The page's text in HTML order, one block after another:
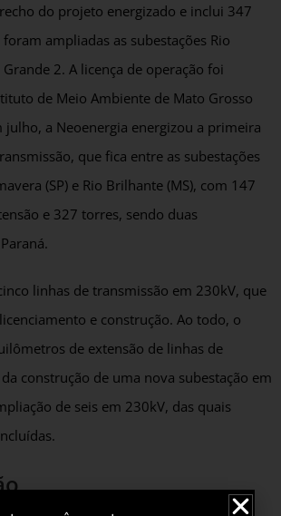
do projeto energizado e inclui 347
ampliadas as subestações Rio
2. A licença de operação foi
de Meio Ambiente de Mato Grosso
julho, a Neoenergia energizou a primeira
que fica entre as subestações
(SP) e Rio Brilhante (MS), com 147
e 327 torres, sendo duas
linhas de transmissão em 230kV, que
e construção. Ao todo, o
de extensão de linhas de
construção de uma nova subestação em
de seis em 230kV, das quais